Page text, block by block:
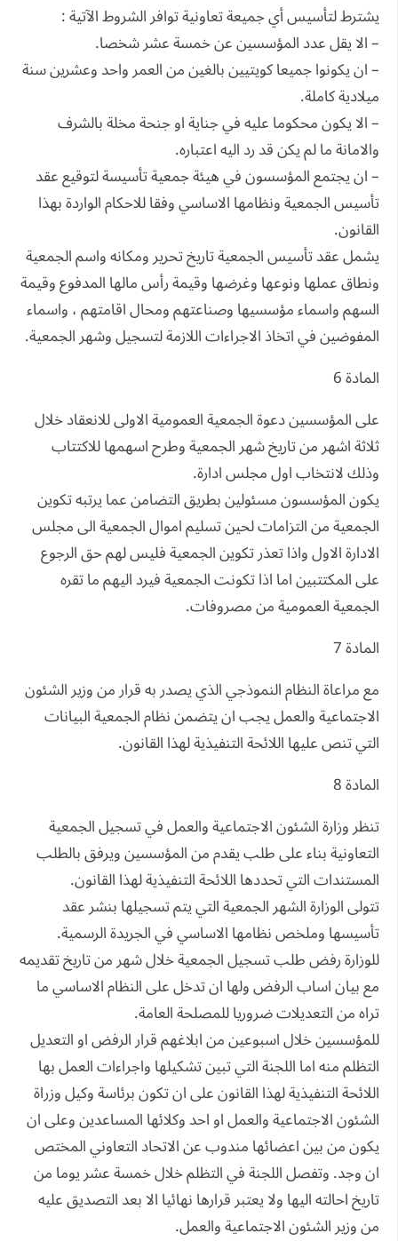
يشترط لتأسيس أي جميعة تعاونية توافر الشروط الآتية :
– الا يقل عدد المؤسسين عن خمسة عشر شخصا.
– ان يكونوا جميعا كويتيين بالغين من العمر واحد وعشرين سنة
ميلادية كاملة.
– الا يكون محكوما عليه في جناية او جنحة مخلة بالشرف
والامانة ما لم يكن قد رد اليه اعتباره.
– ان يجتمع المؤسسون في هيئة جمعية تأسيسة لتوقيع عقد
تأسيس الجمعية ونظامها الاساسي وفقا للاحكام الواردة بهذا
القانون.
يشمل عقد تأسيس الجمعية تاريخ تحرير ومكانه واسم الجمعية
ونطاق عملها ونوعها وغرضها وقيمة رأس مالها المدفوع وقيمة
السهم واسماء مؤسسيها وصناعتهم ومحال اقامتهم ، واسماء
المفوضين في اتخاذ الاجراءات اللازمة لتسجيل وشهر الجمعية.
المادة 6
على المؤسسين دعوة الجمعية العمومية الاولى للانعقاد خلال
ثلاثة اشهر من تاريخ شهر الجمعية وطرح اسهمها للاكتتاب
وذلك لانتخاب اول مجلس ادارة.
يكون المؤسسون مسئولين بطريق التضامن عما يرتبه تكوين
الجمعية من التزامات لحين تسليم اموال الجمعية الى مجلس
الادارة الاول واذا تعذر تكوين الجمعية فليس لهم حق الرجوع
على المكتتبين اما اذا تكونت الجمعية فيرد اليهم ما تقره
الجمعية العمومية من مصروفات.
المادة 7
مع مراعاة النظام النموذجي الذي يصدر به قرار من وزير الشئون
الاجتماعية والعمل يجب ان يتضمن نظام الجمعية البيانات
التي تنص عليها اللائحة التنفيذية لهذا القانون.
المادة 8
تنظر وزارة الشئون الاجتماعية والعمل في تسجيل الجمعية
التعاونية بناء على طلب يقدم من المؤسسين ويرفق بالطلب
المستندات التي تحددها اللائحة التنفيذية لهذا القانون.
تتولى الوزارة الشهر الجمعية التي يتم تسجيلها بنشر عقد
تأسيسها وملخص نظامها الاساسي في الجريدة الرسمية.
للوزارة رفض طلب تسجيل الجمعية خلال شهر من تاريخ تقديمه
مع بيان اساب الرفض ولها ان تدخل على النظام الاساسي ما
تراه من التعديلات ضروريا للمصلحة العامة.
للمؤسسين خلال اسبوعين من ابلاغهم قرار الرفض او التعديل
التظلم منه اما اللجنة التي تبين تشكيلها واجراءات العمل بها
اللائحة التنفيذية لهذا القانون على ان تكون برئاسة وكيل وزراة
الشئون الاجتماعية والعمل او احد وكلائها المساعدين وعلى ان
يكون من بين اعضائها مندوب عن الاتحاد التعاوني المختص
ان وجد. وتفصل اللجنة في التظلم خلال خمسة عشر يوما من
تاريخ احالته اليها ولا يعتبر قرارها نهائيا الا بعد التصديق عليه
من وزير الشئون الاجتماعية والعمل.